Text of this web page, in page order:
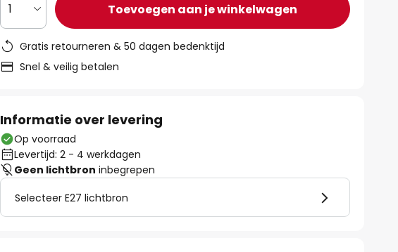
1 Toevoegen aan je winkelwagen
Gratis retourneren & 50 dagen bedenktijd
Snel & veilig betalen
Informatie over levering
Op voorraad
Levertijd: 2 - 4 werkdagen
Geen lichtbron inbegrepen
Selecteer E27 lichtbron